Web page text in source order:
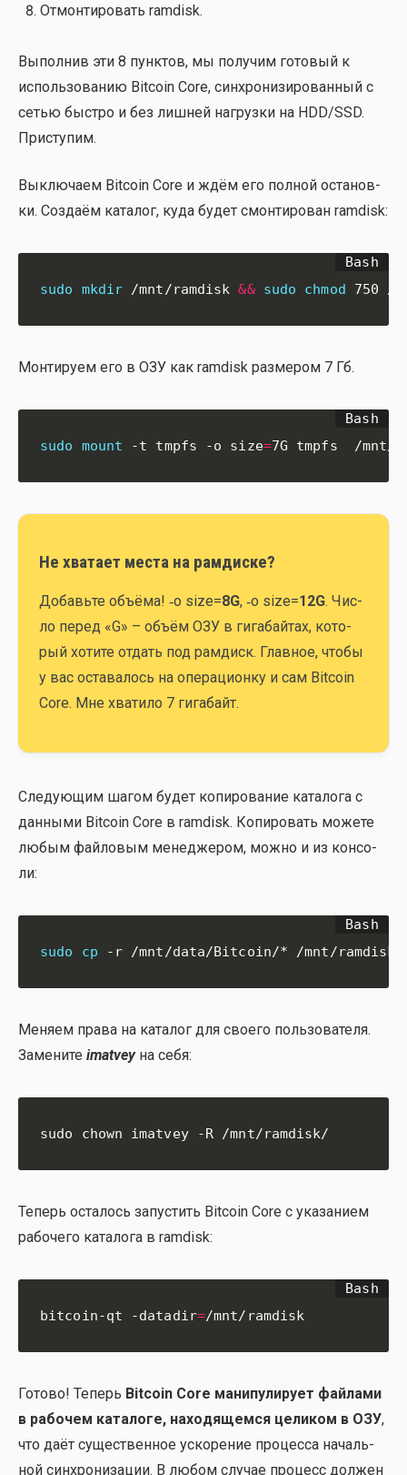
Отмон­ти­ро­вать ramdisk.
Выпол­нив эти 8 пунк­тов, мы полу­чим гото­вый к
исполь­зо­ва­нию Bitcoin Core, син­хро­ни­зи­ро­ван­ный с
сетью быст­ро и без лиш­ней нагруз­ки на HDD/SSD.
При­сту­пим.
Выклю­ча­ем Bitcoin Core и ждём его пол­ной оста­нов­
ки. Созда­ём ката­лог, куда будет смон­ти­ро­ван ramdisk:
sudo mkdir /mnt/ramdisk && sudo chmod 750 /
Мон­ти­ру­ем его в ОЗУ как ramdisk раз­ме­ром 7 Гб.
sudo mount -t tmpfs -o size=7G tmpfs  /mnt/
Не хватает места на рамдиске?
Добавь­те объ­ё­ма! ‑o size=8G, ‑o size=12G. Чис­
ло перед «G» – объ­ём ОЗУ в гига­бай­тах, кото­
рый хоти­те отдать под рам­диск. Глав­ное, что­бы
у вас оста­ва­лось на опе­ра­ци­он­ку и сам Bitcoin
Core. Мне хва­ти­ло 7 гига­байт.
Сле­ду­ю­щим шагом будет копи­ро­ва­ние ката­ло­га с
дан­ны­ми Bitcoin Core в ramdisk. Копи­ро­вать може­те
любым фай­ло­вым мене­дже­ром, мож­но и из кон­со­
ли:
sudo cp -r /mnt/data/Bitcoin/* /mnt/ramdisk/
Меня­ем пра­ва на ката­лог для сво­е­го поль­зо­ва­те­ля.
Заме­ни­те imatveyна себя:
sudo chown imatvey -R /mnt/ramdisk/
Теперь оста­лось запу­стить Bitcoin Core с ука­за­ни­ем
рабо­че­го ката­ло­га в ramdisk:
bitcoin-qt -datadir=/mnt/ramdisk
Гото­во! Теперь Bitcoin Core мани­пу­ли­ру­ет фай­ла­ми
в рабо­чем ката­ло­ге, нахо­дя­щем­ся цели­ком в ОЗУ,
что даёт суще­ствен­ное уско­ре­ние про­цес­са началь­
ной син­хро­ни­за­ции. В любом слу­чае про­цесс дол­жен